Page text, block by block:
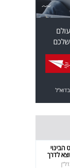
שלכם
הבינוי
לדרך